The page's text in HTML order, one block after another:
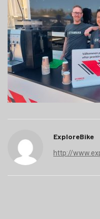
ExploreBike
http://